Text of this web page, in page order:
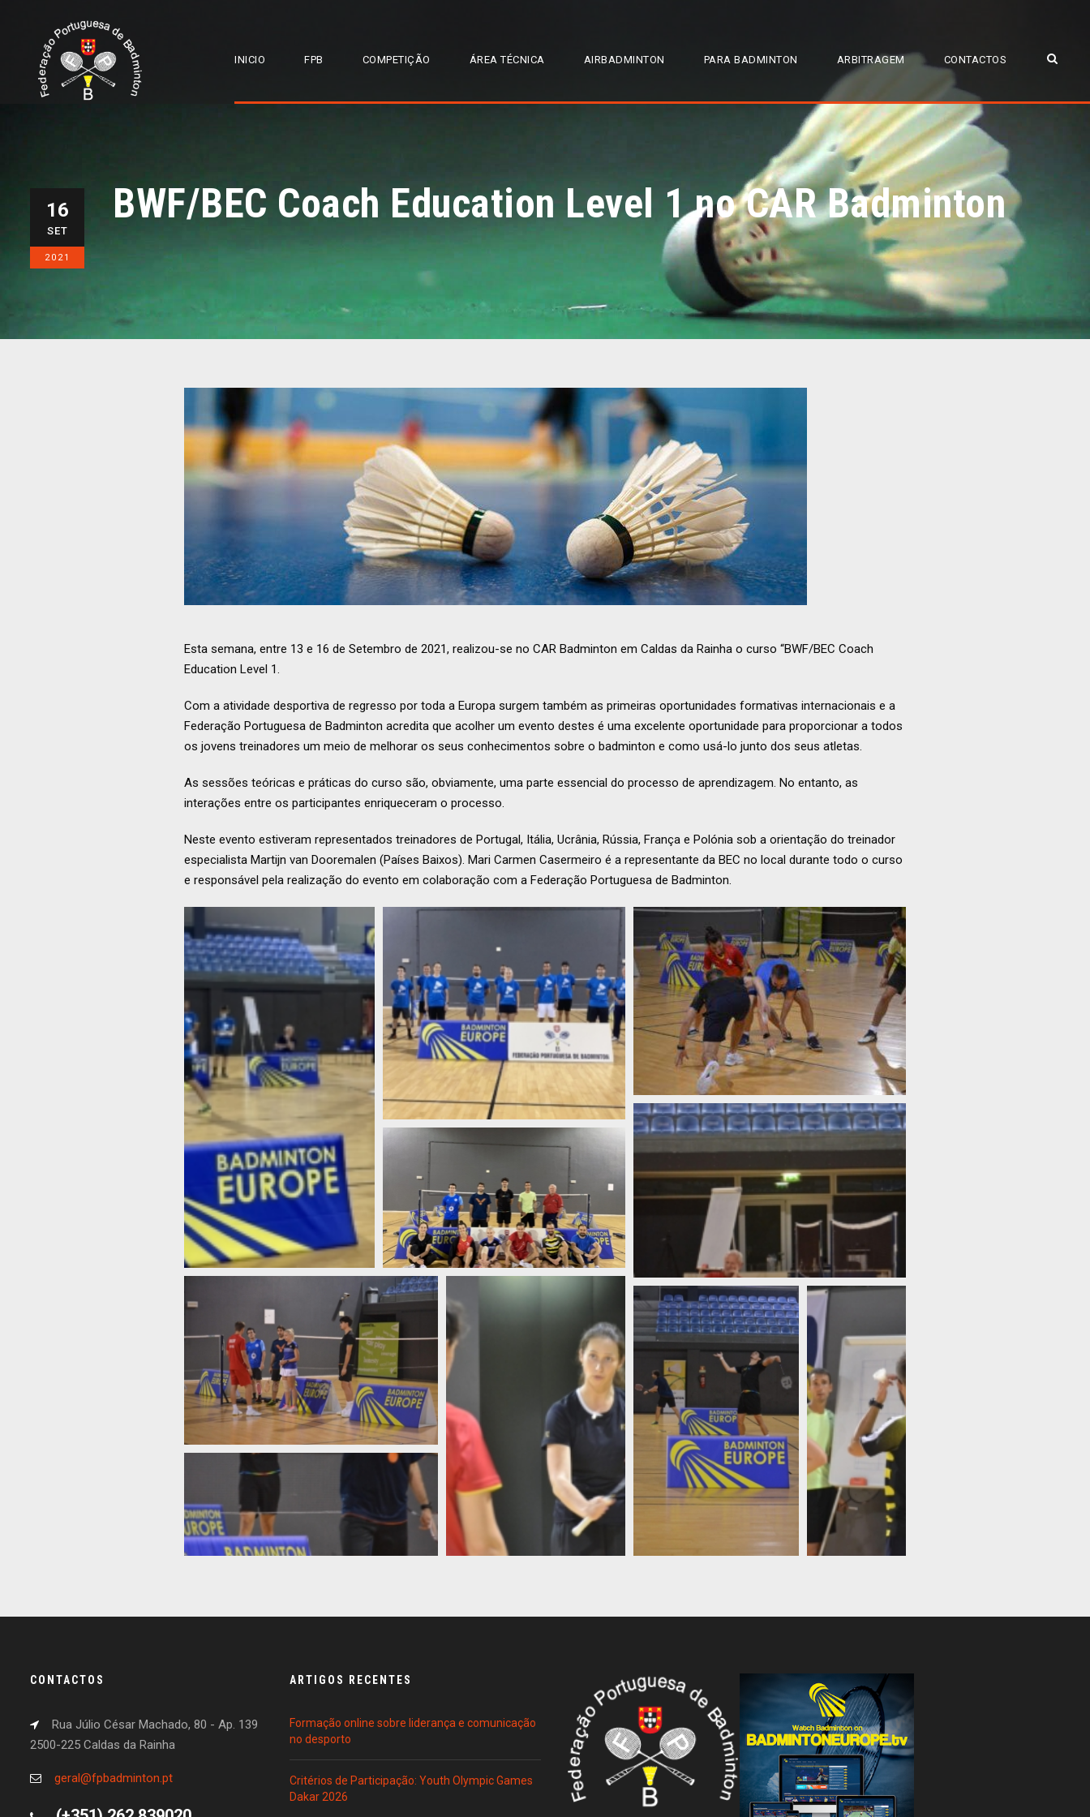
INICIO FPB COMPETIÇÃO ÁREA TÉCNICA AIRBADMINTON PARA BADMINTON ARBITRAGEM CONTACTOS
16
SET
2021
BWF/BEC Coach Education Level 1 no CAR Badminton
Esta semana, entre 13 e 16 de Setembro de 2021, realizou-se no CAR Badminton em Caldas da Rainha o curso “BWF/BEC Coach
Education Level 1.
Com a atividade desportiva de regresso por toda a Europa surgem também as primeiras oportunidades formativas internacionais e a
Federação Portuguesa de Badminton acredita que acolher um evento destes é uma excelente oportunidade para proporcionar a todos
os jovens treinadores um meio de melhorar os seus conhecimentos sobre o badminton e como usá-lo junto dos seus atletas.
As sessões teóricas e práticas do curso são, obviamente, uma parte essencial do processo de aprendizagem. No entanto, as
interações entre os participantes enriqueceram o processo.
Neste evento estiveram representados treinadores de Portugal, Itália, Ucrânia, Rússia, França e Polónia sob a orientação do treinador
especialista Martijn van Dooremalen (Países Baixos). Mari Carmen Casermeiro é a representante da BEC no local durante todo o curso
e responsável pela realização do evento em colaboração com a Federação Portuguesa de Badminton.
CONTACTOS
Rua Júlio César Machado, 80 - Ap. 139
2500-225 Caldas da Rainha
geral@fpbadminton.pt
ARTIGOS RECENTES
Formação online sobre liderança e comunicação
no desporto
Critérios de Participação: Youth Olympic Games
Dakar 2026